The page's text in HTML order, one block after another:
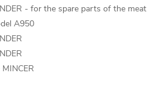
- for the spare parts of the meat
A950